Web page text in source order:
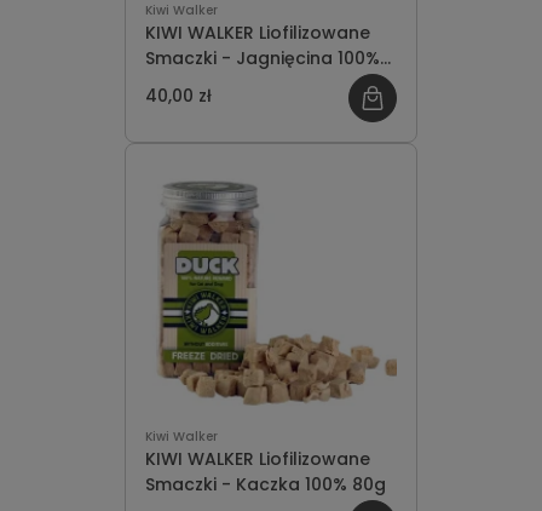
Kiwi Walker
KIWI WALKER Liofilizowane
Smaczki - Jagnięcina 100%
90g
40,00 zł
Kiwi Walker
KIWI WALKER Liofilizowane
Smaczki - Kaczka 100% 80g